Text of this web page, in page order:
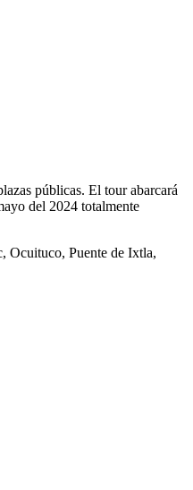
públicas. El tour abarcará
del 2024 totalmente
Ocuituco, Puente de Ixtla,